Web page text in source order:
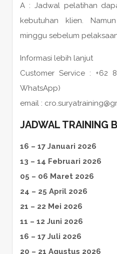
A : Jadwal pelatihan
kebutuhan klien.
minggu sebelum
Informasi lebih lanjut
Customer Service : +62
WhatsApp)
email :
JADWAL TRAINING
16 – 17 Januari 2026
13 – 14 Februari 2026
05 – 06 Maret 2026
24 – 25 April 2026
21 – 22 Mei 2026
11 – 12 Juni 2026
16 – 17 Juli 2026
20 – 21 Agustus 2026